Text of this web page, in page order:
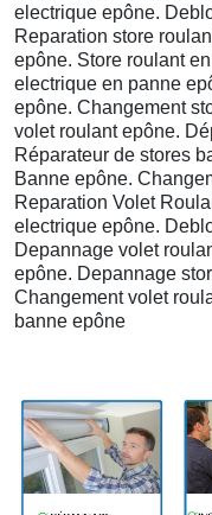
electrique epône.
Reparation store
epône. Store roulant
electrique en panne
epône. Changement
volet roulant epône.
Réparateur de stores
Banne epône.
Reparation Volet
electrique epône.
Depannage volet
epône. Depannage
Changement volet
banne epône